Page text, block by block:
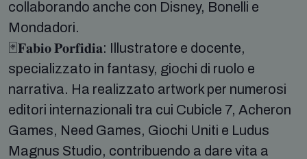
collaborando anche con Disney, Bonelli e
Mondadori.
🃏𝐅𝐚𝐛𝐢𝐨 𝐏𝐨𝐫𝐟𝐢𝐝𝐢𝐚: Illustratore e docente,
specializzato in fantasy, giochi di ruolo e
narrativa. Ha realizzato artwork per numerosi
editori internazionali tra cui Cubicle 7, Acheron
Games, Need Games, Giochi Uniti e Ludus
Magnus Studio, contribuendo a dare vita a